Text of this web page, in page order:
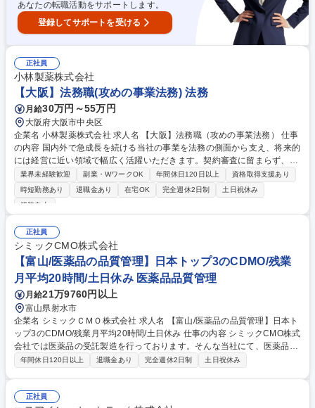
あなたの転職活動をサポートします。
登録してサポートを受ける
正社員
小林製薬株式会社
【大阪】法務職(攻めの事業法務) 法務
月給30万円～55万円
大阪府大阪市中央区
企業名 小林製薬株式会社 求人名 【大阪】法務職（攻めの事業法務） 仕事
の内容 国内外で急成長を続ける当社の事業を法務の側面から支え、将来的
には経営に近い領域で幅広く活躍いただきます。契約審査に留まらず、新
規事業やグローバル展開、組織戦略の策定など、アグレッシブに挑戦可能
です。 ・小林製薬グループが当事者となる契約業務（契約書作成、契約審
査、ネゴシエーション） ・企業や個人との紛争（訴訟を含む）対応、和解
関連業務（法務DD、契約作成・審査対応、交渉サポート） ・新規事業に
業界未経験歓迎 副業・WワークOK 年間休日120日以上
資格取得支援あり
時短勤務あり
退職金あり 在宅OK 完全週休2日制
土日祝休み
服装自由
正社員
シミックCMO株式会社
【富山/医薬品の品質管理】日本トップ3のCDMO/残業
月平均20時間/土日休み 医薬品品質管理
月給21万9760円以上
富山県射水市
企業名 シミックＣＭＯ株式会社 求人名 【富山/医薬品の品質管理】日本ト
ップ3のCDMO/残業月平均20時間/土日休み 仕事の内容 シミックCMO株式
会社では医薬品の受託製造を行っております。そんな当社にて、医薬品製
造工場における原材料・製品・半製品の品質管理業務をご担当いただきま
(標準作業手順)および報告書等の作成・改定 ■製品の市場出荷に関する諸
年間休日120日以上 退職金あり 完全週休2日制 土日祝休み
正社員